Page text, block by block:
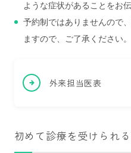
ような症状があることをお
予約制ではありませんので
ますので、ご了承ください。
外来担当医表
初めて診療を受けられ